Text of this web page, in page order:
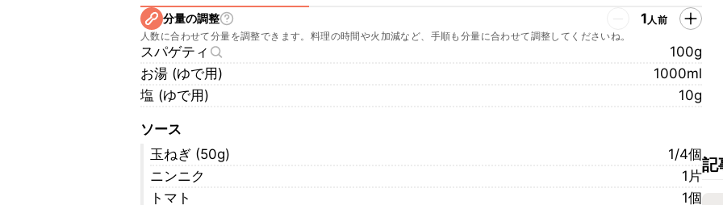
分量の調整 1人前
人数に合わせて分量を調整できます。料理の時間や火加減など、手順も分量に合わせて調整してくださいね。
スパゲティ
100g
お湯 (ゆで用)
1000ml
塩 (ゆで用)
10g
ソース
玉ねぎ (50g)
1/4個
ニンニク
1片
トマト
1個
記